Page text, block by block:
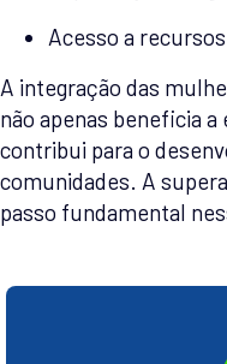
Acesso a
A integração das
não apenas beneficia
contribui para o
comunidades. A
passo fundamental